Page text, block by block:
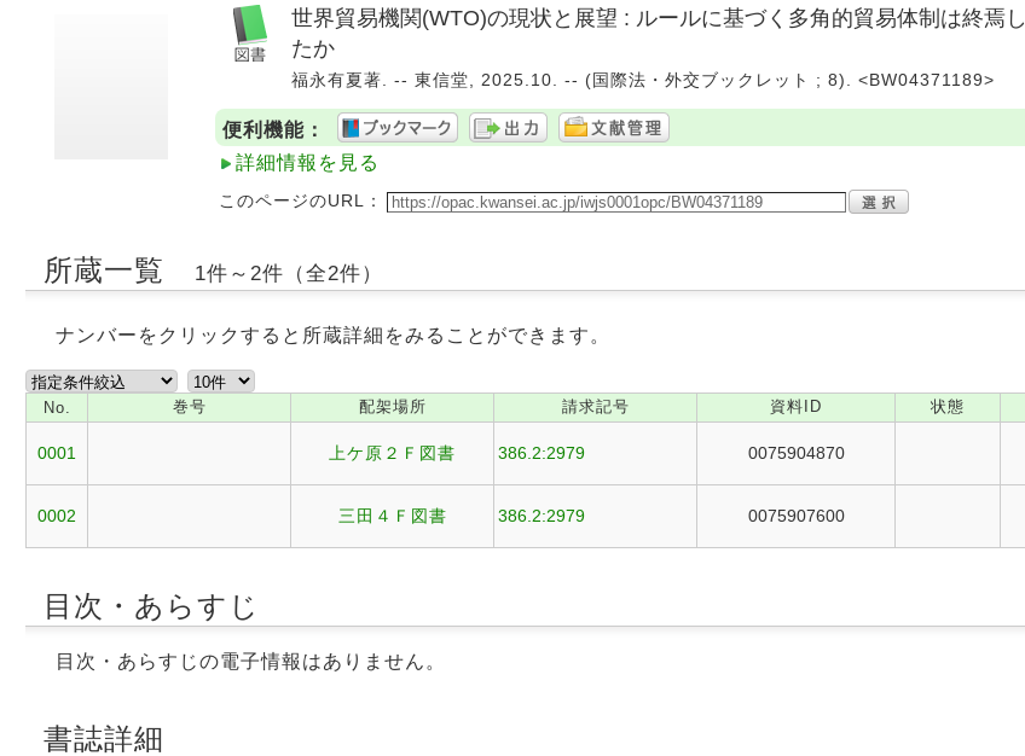
世界貿易機関(WTO)の現状と展望 : ルールに基づく多角的貿易体制は終焉し
たか
福永有夏著. -- 東信堂, 2025.10. -- (国際法・外交ブックレット ; 8). <BW04371189>
便利機能：
詳細情報を見る
このページのURL：
所蔵一覧 1件～2件（全2件）
ナンバーをクリックすると所蔵詳細をみることができます。
No. 巻号 配架場所 請求記号 資料ID 状態
0001 上ケ原２Ｆ図書 386.2:2979 0075904870
0002 三田４Ｆ図書 386.2:2979 0075907600
目次・あらすじ
目次・あらすじの電子情報はありません。
書誌詳細